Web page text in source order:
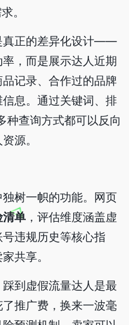
。
真正的差异化设计——
，而是展示达人近期
记录、合作过的品牌
息。通过关键词、排
种查询方式都可以反向
源。
树一帜的功能。网页
清单 ，评估维度涵盖虚
违规历史等核心指
共享。
到虚假流量达人是最
推广费，换来一波毫